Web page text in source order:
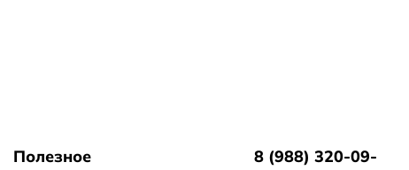
Полезное
8 (988) 320-09-